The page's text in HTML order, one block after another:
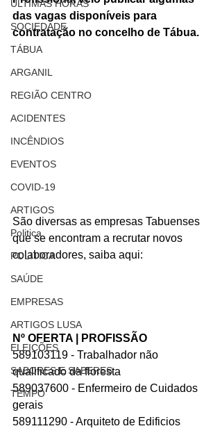
ÚLTIMAS HORAS
SOCIEDADE
TÁBUA
ARGANIL
REGIÃO CENTRO
ACIDENTES
INCÊNDIOS
EVENTOS
COVID-19
ARTIGOS
Politica
POLITICA
SAÚDE
EMPRESAS
ARTIGOS LUSA
ELEIÇÕES
SABORES E SABERES
TEMPO
das vagas disponíveis para
contratação no concelho de Tábua.
São diversas as empresas Tabuenses
que se encontram a recrutar novos
colaboradores, saiba aqui:
Nº OFERTA | PROFISSÃO
589103119 - Trabalhador não
qualificado da floresta
589037600 - Enfermeiro de Cuidados
gerais
589111290 - Arquiteto de Edificios